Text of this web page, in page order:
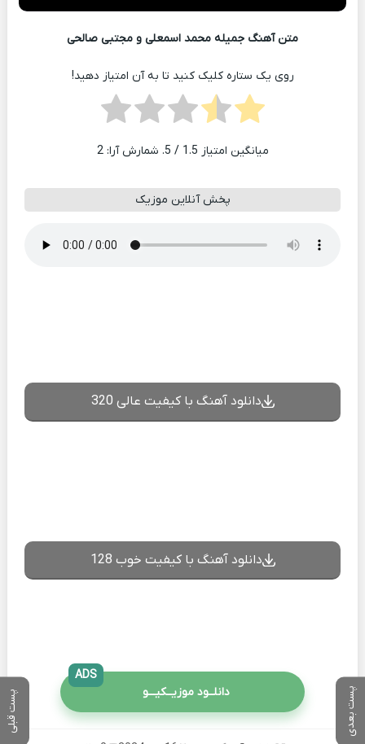
پست بعدی پست قبلی
متن آهنگ جمیله محمد اسمعلی و مجتبی صالحی
روی یک ستاره کلیک کنید تا به آن امتیاز دهید!
میانگین امتیاز 1.5 / 5. شمارش آرا: 2
پخش آنلاین موزیک
دانلود آهنگ با کیفیت عالی 320
دانلود آهنگ با کیفیت خوب 128
دانلــود موزیــکیـــو
ADS